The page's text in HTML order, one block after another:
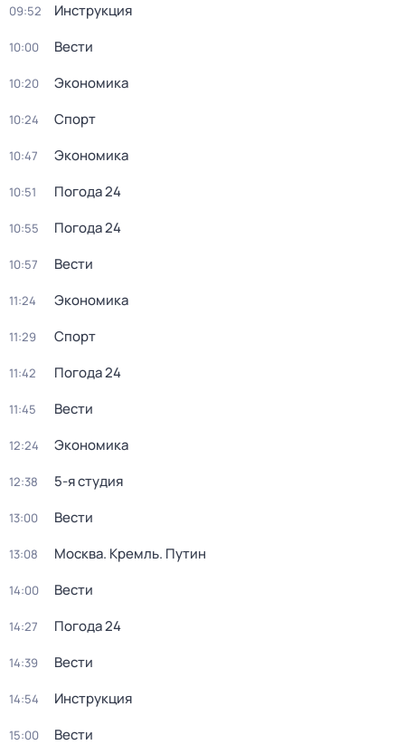
09:52 Инструкция
10:00 Вести
10:20 Экономика
10:24 Спорт
10:47 Экономика
10:51 Погода 24
10:55 Погода 24
10:57 Вести
11:24 Экономика
11:29 Спорт
11:42 Погода 24
11:45 Вести
12:24 Экономика
12:38 5-я студия
13:00 Вести
13:08 Москва. Кремль. Путин
14:00 Вести
14:27 Погода 24
14:39 Вести
14:54 Инструкция
15:00 Вести